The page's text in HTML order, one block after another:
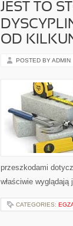
JEST TO
OD
POSTED BY ADMIN
przeszkodami
właściwie
CATEGORIES: